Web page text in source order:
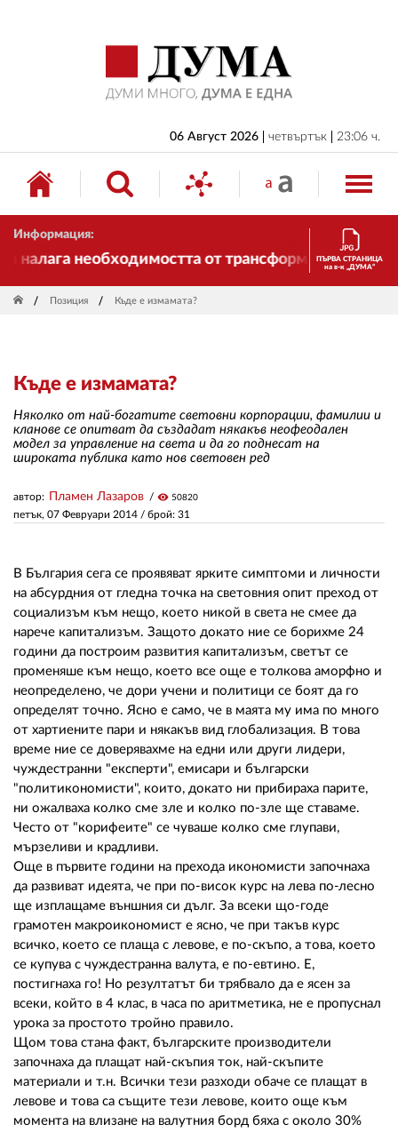
06 Август 2026 четвъртък 23:06 ч.
Информация:
необходимостта от трансформации. И ДУМА
ПЪРВА СТРАНИЦА
на в-к „ДУМА“
Позиция Къде е измамата?
Къде е измамата?
Няколко от най-богатите световни корпорации, фамилии и
кланове се опитват да създадат някакъв неофеодален
модел за управление на света и да го поднесат на
широката публика като нов световен ред
петък, 07 Февруари 2014 / брой: 31
автор: Пламен Лазаров visibility 50820
В България сега се проявяват ярките симптоми и личности
на абсурдния от гледна точка на световния опит преход от
социализъм към нещо, което никой в света не смее да
нарече капитализъм. Защото докато ние се борихме 24
години да построим развития капитализъм, светът се
променяше към нещо, което все още е толкова аморфно и
неопределено, че дори учени и политици се боят да го
определят точно. Ясно е само, че в маята му има по много
от хартиените пари и някакъв вид глобализация. В това
време ние се доверявахме на едни или други лидери,
чуждестранни "експерти", емисари и български
"политикономисти", които, докато ни прибираха парите,
ни ожалваха колко сме зле и колко по-зле ще ставаме.
Често от "корифеите" се чуваше колко сме глупави,
мързеливи и крадливи.
Още в първите години на прехода икономисти започнаха
да развиват идеята, че при по-висок курс на лева по-лесно
ще изплащаме външния си дълг. За всеки що-годе
грамотен макроикономист е ясно, че при такъв курс
всичко, което се плаща с левове, е по-скъпо, а това, което
се купува с чуждестранна валута, е по-евтино. Е,
постигнаха го! Но резултатът би трябвало да е ясен за
всеки, който в 4 клас, в часа по аритметика, не е пропуснал
урока за простото тройно правило.
Щом това стана факт, българските производители
започнаха да плащат най-скъпия ток, най-скъпите
материали и т.н. Всички тези разходи обаче се плащат в
левове и това са същите тези левове, които още към
момента на влизане на валутния борд бяха с около 30%
БЪЛГАРИЯ
ИКОНОМИКА
ИЗБОРИ
СВЯТ
ДРУГИ
ЗА НАС
РЕДАКЦИЯ
УСЛОВИЯ ЗА ПОЛЗВАНЕ
ПОЛИТИКА ЗА БИСКВИТКИТЕ
ПОЛИТИКАТА ЗА
ПОВЕРИТЕЛНОСТ
02 975 20 35